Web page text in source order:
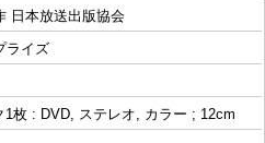
日本放送出版協会
ライズ
1枚 : DVD, ステレオ, カラー ; 12cm